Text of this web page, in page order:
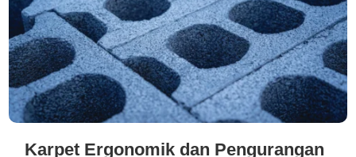
Karpet Ergonomik dan Pengurangan